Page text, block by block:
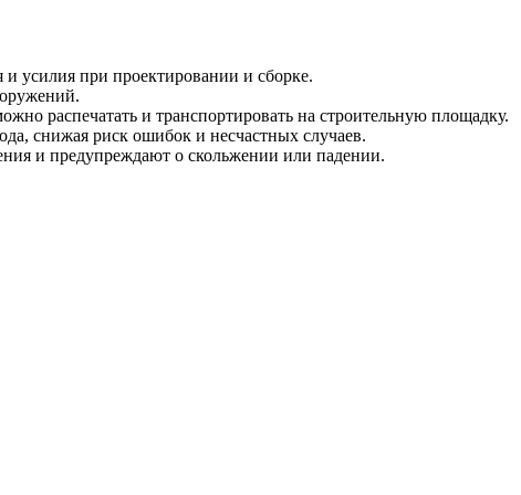
и усилия при проектировании и сборке.
распечатать и транспортировать на строительную площадку.
снижая риск ошибок и несчастных случаев.
и предупреждают о скольжении или падении.